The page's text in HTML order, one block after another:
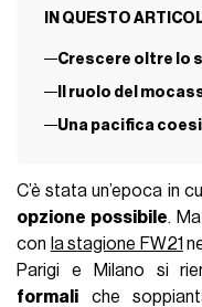
IN QUESTO
Crescere oltre lo
Il ruolo del
Una pacifica
C’è stata un’epoca in
opzione possibile.
con la stagione FW21
Parigi e Milano si
formali che